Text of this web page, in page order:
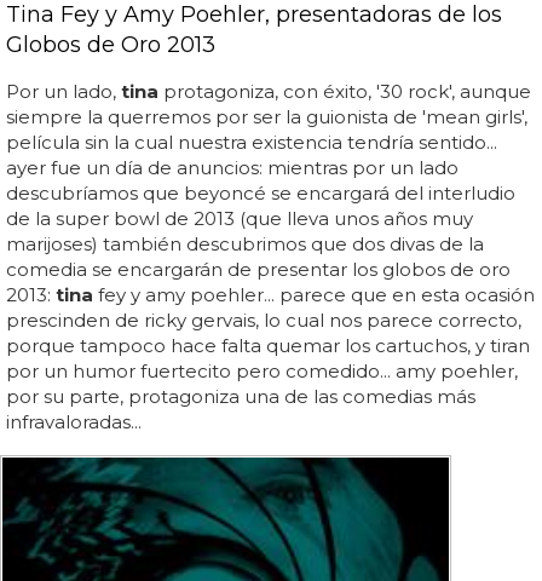
Tina Fey y Amy Poehler, presentadoras de los
Globos de Oro 2013
Por un lado, tina protagoniza, con éxito, '30 rock', aunque
siempre la querremos por ser la guionista de 'mean girls',
película sin la cual nuestra existencia tendría sentido...
ayer fue un día de anuncios: mientras por un lado
descubríamos que beyoncé se encargará del interludio
de la super bowl de 2013 (que lleva unos años muy
marijoses) también descubrimos que dos divas de la
comedia se encargarán de presentar los globos de oro
2013: tina fey y amy poehler... parece que en esta ocasión
prescinden de ricky gervais, lo cual nos parece correcto,
porque tampoco hace falta quemar los cartuchos, y tiran
por un humor fuertecito pero comedido... amy poehler,
por su parte, protagoniza una de las comedias más
infravaloradas...